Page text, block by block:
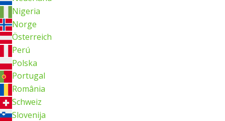
Nigeria
Norge
Österreich
Perú
Polska
Portugal
România
Schweiz
Slovenija